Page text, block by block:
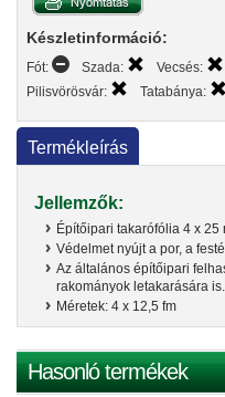
Készletinformáció:
Fót: Szada: Vecsés:
Pilisvörösvár:
Tatabánya:
Termékleírás
Jellemzők:
Építőipari takarófólia 4 x 25
Védelmet nyújt a por, a
Az általános építőipari
rakományok letakarására is.
Méretek: 4 x 12,5 fm
Hasonló termékek